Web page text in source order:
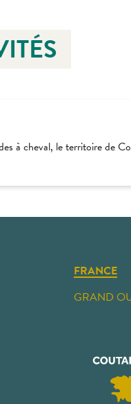
à cheval, le territoire de
FRANCE
GRAND